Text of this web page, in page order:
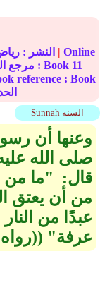
النشر : | Online
translation reference مرجع الترجمة على الإنترنت : Book 11
reference : Book
Sunnah السنة
وعنها أن
صلى الله
قال‏:‏ ‏ "‏ما من
من أن يعتق
عبدًا من
عرفة‏"‏